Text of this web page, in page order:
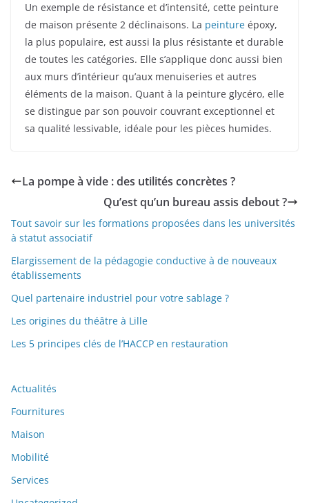
Un exemple de résistance et d’intensité, cette peinture
de maison présente 2 déclinaisons. La peinture époxy,
la plus populaire, est aussi la plus résistante et durable
de toutes les catégories. Elle s’applique donc aussi bien
aux murs d’intérieur qu’aux menuiseries et autres
éléments de la maison. Quant à la peinture glycéro, elle
se distingue par son pouvoir couvrant exceptionnel et
sa qualité lessivable, idéale pour les pièces humides.
La pompe à vide : des utilités concrètes ?
Qu’est qu’un bureau assis debout ?
Tout savoir sur les formations proposées dans les universités
à statut associatif
Elargissement de la pédagogie conductive à de nouveaux
établissements
Quel partenaire industriel pour votre sablage ?
Les origines du théâtre à Lille
Les 5 principes clés de l’HACCP en restauration
Actualités
Fournitures
Maison
Mobilité
Services